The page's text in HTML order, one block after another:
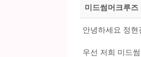
미드썸머크루즈
안녕하세요 정현
우선 저희 미드